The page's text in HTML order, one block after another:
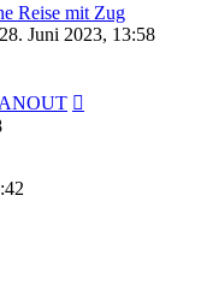
Reise mit Zug
Juni 2023, 13:58